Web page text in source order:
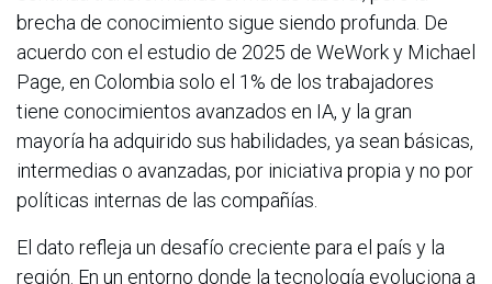
brecha de conocimiento sigue siendo profunda. De
acuerdo con el estudio de 2025 de WeWork y Michael
Page, en Colombia solo el 1% de los trabajadores
tiene conocimientos avanzados en IA, y la gran
mayoría ha adquirido sus habilidades, ya sean básicas,
intermedias o avanzadas, por iniciativa propia y no por
políticas internas de las compañías.
El dato refleja un desafío creciente para el país y la
región. En un entorno donde la tecnología evoluciona a